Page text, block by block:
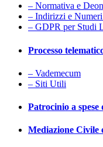
– Normativa e
– Indirizzi e
– GDPR per Studi
Processo
– Vademecum
– Siti Utili
Patrocinio a
Mediazione Civile